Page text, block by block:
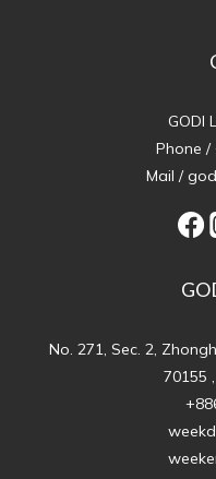
GODI
Phone /
Mail /
No. 271, Sec. 2,
70155